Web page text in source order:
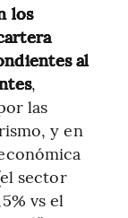
los
al
,
las
y en
sector
vs el